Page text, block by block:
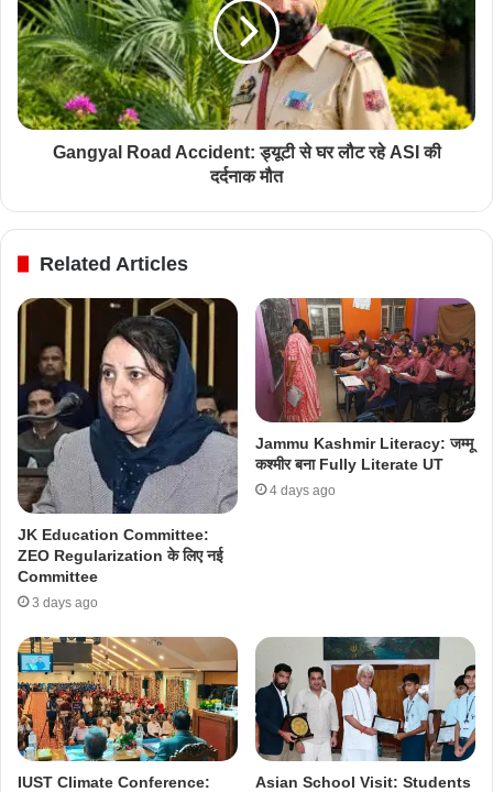
Gangyal Road Accident: ड्यूटी से घर लौट रहे ASI की
दर्दनाक मौत
Related Articles
JK Education Committee:
ZEO Regularization के लिए नई
Committee
3 days ago
Jammu Kashmir Literacy: जम्मू
कश्मीर बना Fully Literate UT
4 days ago
IUST Climate Conference:
Asian School Visit: Students